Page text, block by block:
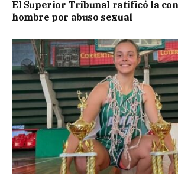
El Superior Tribunal ratificó la
hombre por abuso sexual